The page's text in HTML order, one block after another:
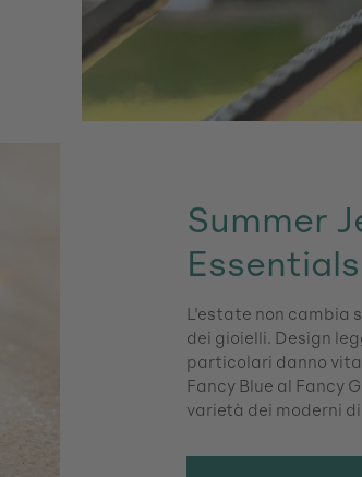
Summer
Essentials
L'estate non cambia
dei gioielli. Design
particolari danno
Fancy Blue al Fancy
varietà dei moderni